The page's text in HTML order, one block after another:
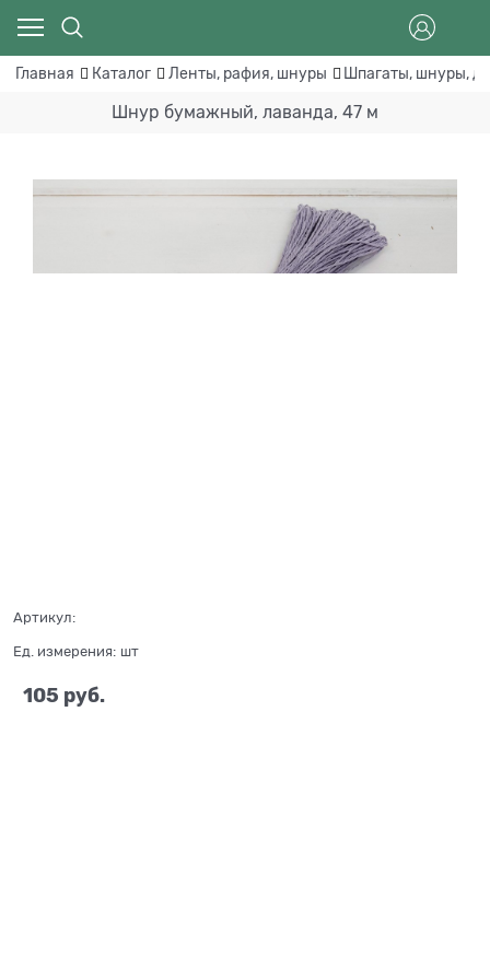
Главная Каталог Ленты, рафия, шнуры Шпагаты, шнуры,
Шнур бумажный, лаванда, 47 м
Артикул:
Ед. измерения: шт
105 руб.